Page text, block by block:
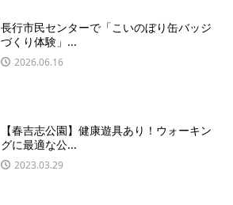
長行市民センターで「こいのぼり缶バッジ
づくり体験」...
2026.06.16
【春吉志公園】健康遊具あり！ウォーキン
グに最適な公...
2023.03.29